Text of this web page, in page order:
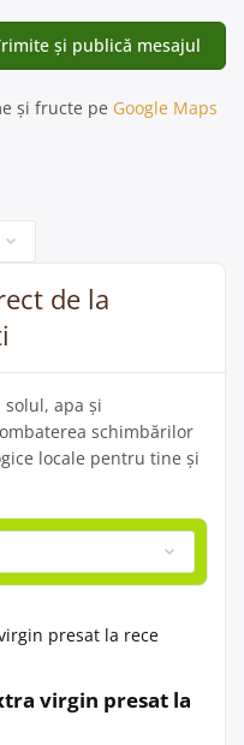
și fructe pe Google Maps
de la
solul, apa și
schimbărilor
locale pentru tine și
virgin presat la